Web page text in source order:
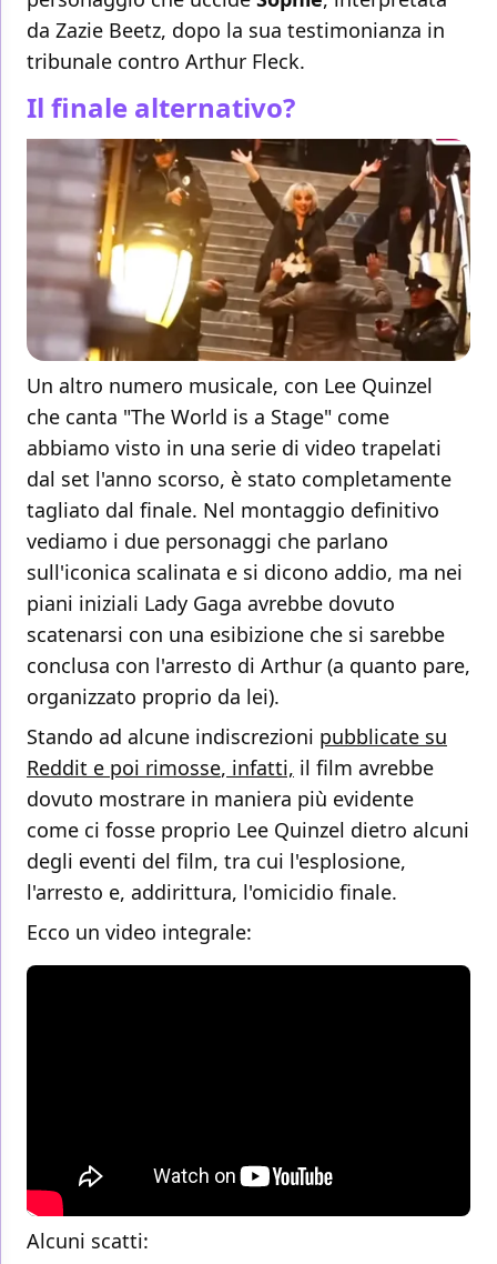
da Zazie Beetz, dopo la sua testimonianza in
tribunale contro Arthur Fleck.
Il finale alternativo?
Un altro numero musicale, con Lee Quinzel
che canta "The World is a Stage" come
abbiamo visto in una serie di video trapelati
dal set l'anno scorso, è stato completamente
tagliato dal finale. Nel montaggio definitivo
vediamo i due personaggi che parlano
sull'iconica scalinata e si dicono addio, ma nei
piani iniziali Lady Gaga avrebbe dovuto
scatenarsi con una esibizione che si sarebbe
conclusa con l'arresto di Arthur (a quanto pare,
organizzato proprio da lei).
Stando ad alcune indiscrezioni pubblicate su
Reddit e poi rimosse, infatti, il film avrebbe
dovuto mostrare in maniera più evidente
come ci fosse proprio Lee Quinzel dietro alcuni
degli eventi del film, tra cui l'esplosione,
l'arresto e, addirittura, l'omicidio finale.
Ecco un video integrale:
Alcuni scatti: